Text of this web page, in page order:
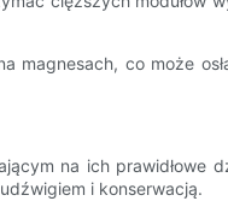
co może
na ich prawidłowe
i konserwacją.